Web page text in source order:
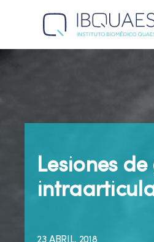
Lesiones